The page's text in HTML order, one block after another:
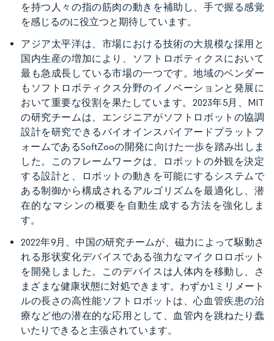
を持つ人々の指の筋肉の動きを補助し、手で握る感覚
を感じるのに役立つと期待しています。
アジア太平洋は、市場における技術の大規模な採用と
国内生産の増加により、ソフトロボティクスにおいて
最も急成長している市場の一つです。地域のベンダー
もソフトロボティクス分野のイノベーションと発展に
おいて重要な役割を果たしています。2023年5月、MIT
の研究チームは、エンジニアがソフトロボットの協調
設計を研究できるバイオインスパイアードプラットフ
ォームであるSoftZooの開発に向けた一歩を踏み出しま
した。このフレームワークは、ロボットの外観を決定
する設計と、ロボットの動きを可能にするシステムで
ある制御から構成されるアルゴリズムを最適化し、潜
在的なマシンの概要を自動生成する方法を強化しま
す。
2022年9月、中国の研究チームが、磁力によって駆動さ
れる形状変化デバイスである強力なマイクロロボット
を開発しました。このデバイスは人体内を移動し、さ
まざまな健康状態に対処できます。わずか1ミリメート
ルの長さの高性能ソフトロボットは、心血管疾患の治
療など他の潜在的な応用として、血管内を跳ねたり蠢
いたりできると主張されています。